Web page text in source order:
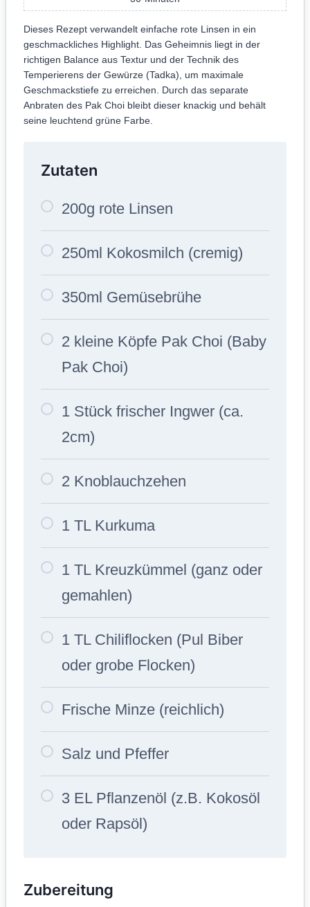
Dieses Rezept verwandelt einfache rote Linsen in ein
geschmackliches Highlight. Das Geheimnis liegt in der
richtigen Balance aus Textur und der Technik des
Temperierens der Gewürze (Tadka), um maximale
Geschmackstiefe zu erreichen. Durch das separate
Anbraten des Pak Choi bleibt dieser knackig und behält
seine leuchtend grüne Farbe.
Zutaten
200g rote Linsen
250ml Kokosmilch (cremig)
350ml Gemüsebrühe
2 kleine Köpfe Pak Choi (Baby
Pak Choi)
1 Stück frischer Ingwer (ca.
2cm)
2 Knoblauchzehen
1 TL Kurkuma
1 TL Kreuzkümmel (ganz oder
gemahlen)
1 TL Chiliflocken (Pul Biber
oder grobe Flocken)
Frische Minze (reichlich)
Salz und Pfeffer
3 EL Pflanzenöl (z.B. Kokosöl
oder Rapsöl)
Zubereitung